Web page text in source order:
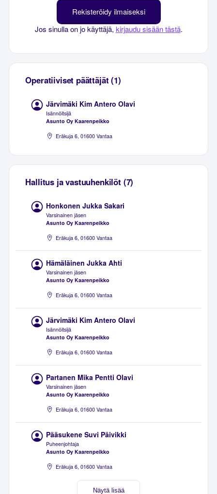
Rekisteröidy ilmaiseksi
Jos sinulla on jo käyttäjä, kirjaudu sisään tästä.
Operatiiviset päättäjät (1)
Järvimäki Kim Antero Olavi
Isännöitsijä
Asunto Oy Kaarenpeikko
Eräkuja 6, 01600 Vantaa
Hallitus ja vastuuhenkilöt (7)
Honkonen Jukka Sakari
Varsinainen jäsen
Asunto Oy Kaarenpeikko
Eräkuja 6, 01600 Vantaa
Hämäläinen Jukka Ahti
Varsinainen jäsen
Asunto Oy Kaarenpeikko
Eräkuja 6, 01600 Vantaa
Järvimäki Kim Antero Olavi
Isännöitsijä
Asunto Oy Kaarenpeikko
Eräkuja 6, 01600 Vantaa
Partanen Mika Pentti Olavi
Varsinainen jäsen
Asunto Oy Kaarenpeikko
Eräkuja 6, 01600 Vantaa
Pääsukene Suvi Päivikki
Puheenjohtaja
Asunto Oy Kaarenpeikko
Eräkuja 6, 01600 Vantaa
Näytä lisää